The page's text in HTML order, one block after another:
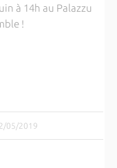
à 14h au Palazzu
!
05/2019